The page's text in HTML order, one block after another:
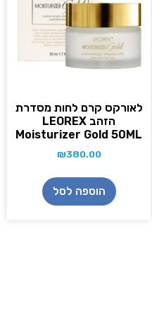
לאורקס קרם לחות מסדרת
הזהב LEOREX
Moisturizer Gold 50ML
₪380.00
הוספה לסל